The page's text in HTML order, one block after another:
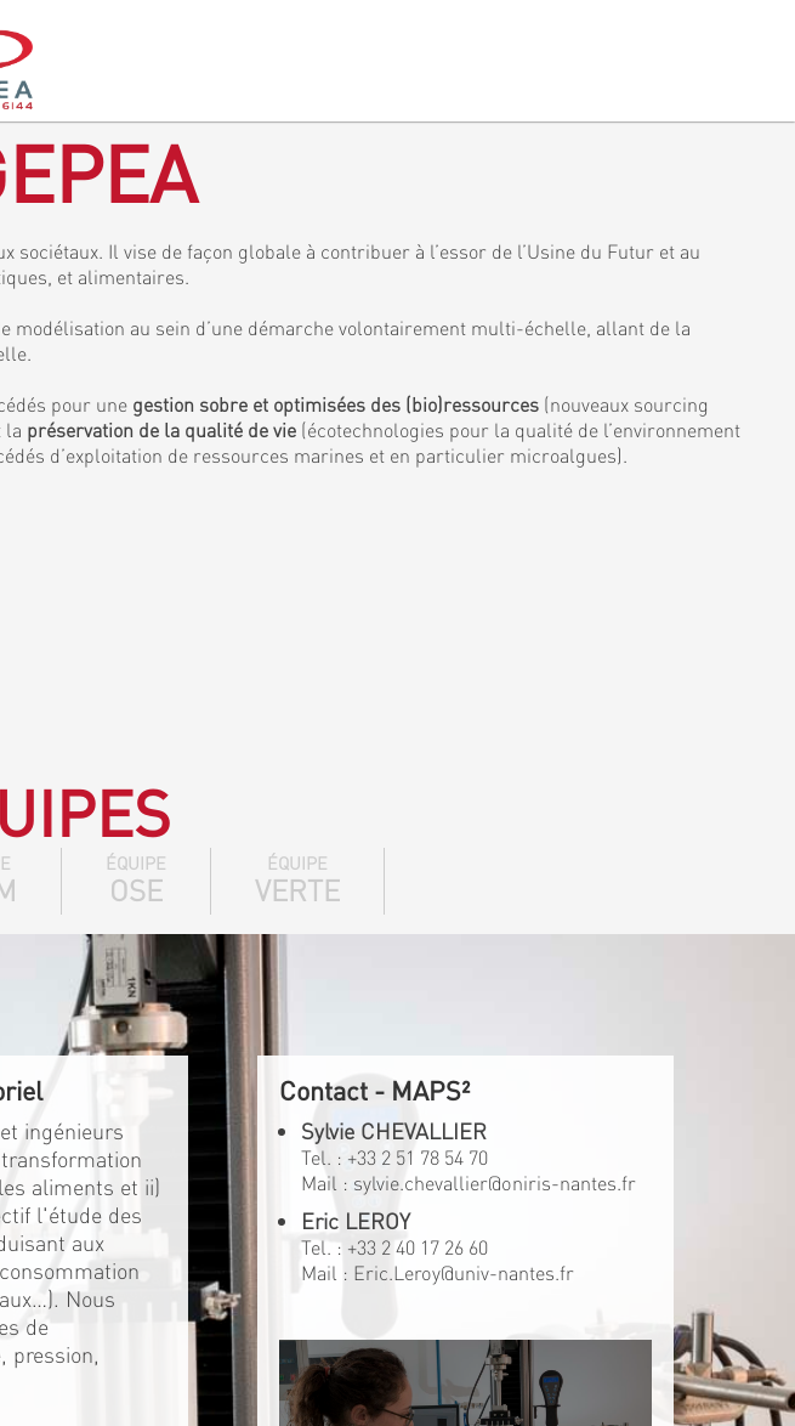
Il vise de façon globale à contribuer à l’essor de l’Usine du Futur et au
et alimentaires.
au sein d’une démarche volontairement multi-échelle, allant de la
pour une gestion sobre et optimisées des (bio)ressources (nouveaux sourcing
la préservation de la qualité de vie (écotechnologies pour la qualité de l’environnement
d’exploitation de ressources marines et en particulier microalgues).
ÉQUIPE
OSE
ÉQUIPE
VERTE
ingénieurs
aliments et ii)
l'étude des
aux
Nous
de
pression,
Contact - MAPS²
Sylvie CHEVALLIER
Tel. : +33 2 51 78 54 70
Mail : sylvie.chevallier@oniris-nantes.fr
Eric LEROY
Tel. : +33 2 40 17 26 60
Mail : Eric.Leroy@univ-nantes.fr